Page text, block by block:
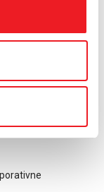
orijentirano
s drugom
s vlasnicima
fazi, te se